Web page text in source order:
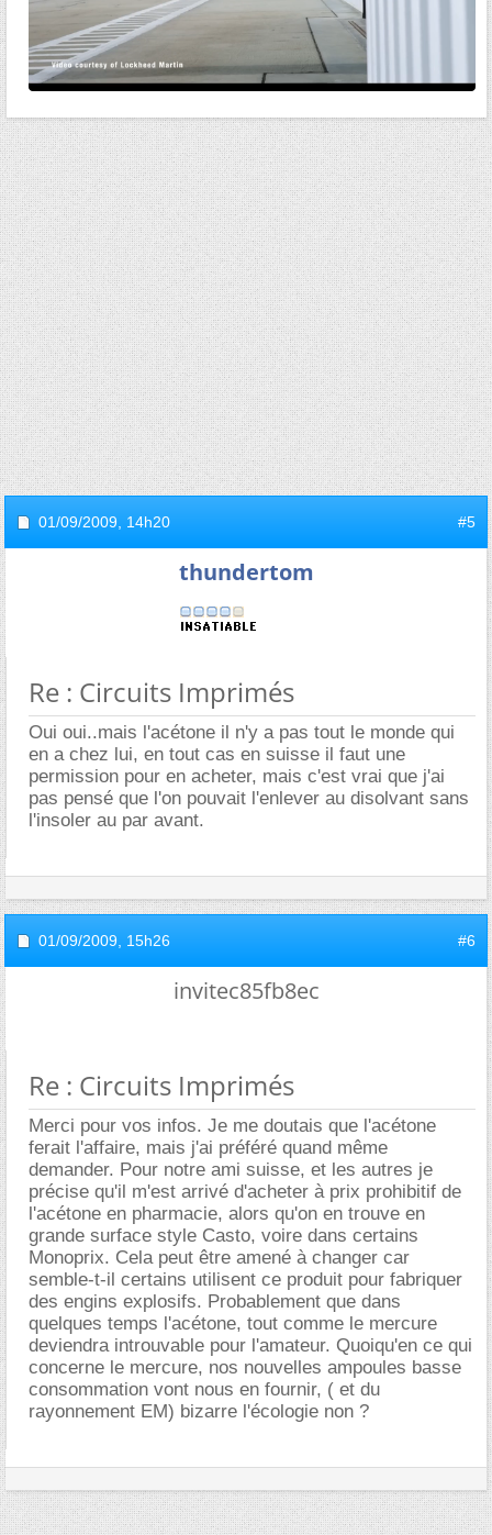
01/09/2009, 14h20 #5
thundertom
Re : Circuits Imprimés
Oui oui..mais l'acétone il n'y a pas tout le monde qui
en a chez lui, en tout cas en suisse il faut une
permission pour en acheter, mais c'est vrai que j'ai
pas pensé que l'on pouvait l'enlever au disolvant sans
l'insoler au par avant.
01/09/2009, 15h26 #6
invitec85fb8ec
Re : Circuits Imprimés
Merci pour vos infos. Je me doutais que l'acétone
ferait l'affaire, mais j'ai préféré quand même
demander. Pour notre ami suisse, et les autres je
précise qu'il m'est arrivé d'acheter à prix prohibitif de
l'acétone en pharmacie, alors qu'on en trouve en
grande surface style Casto, voire dans certains
Monoprix. Cela peut être amené à changer car
semble-t-il certains utilisent ce produit pour fabriquer
des engins explosifs. Probablement que dans
quelques temps l'acétone, tout comme le mercure
deviendra introuvable pour l'amateur. Quoiqu'en ce qui
concerne le mercure, nos nouvelles ampoules basse
consommation vont nous en fournir, ( et du
rayonnement EM) bizarre l'écologie non ?